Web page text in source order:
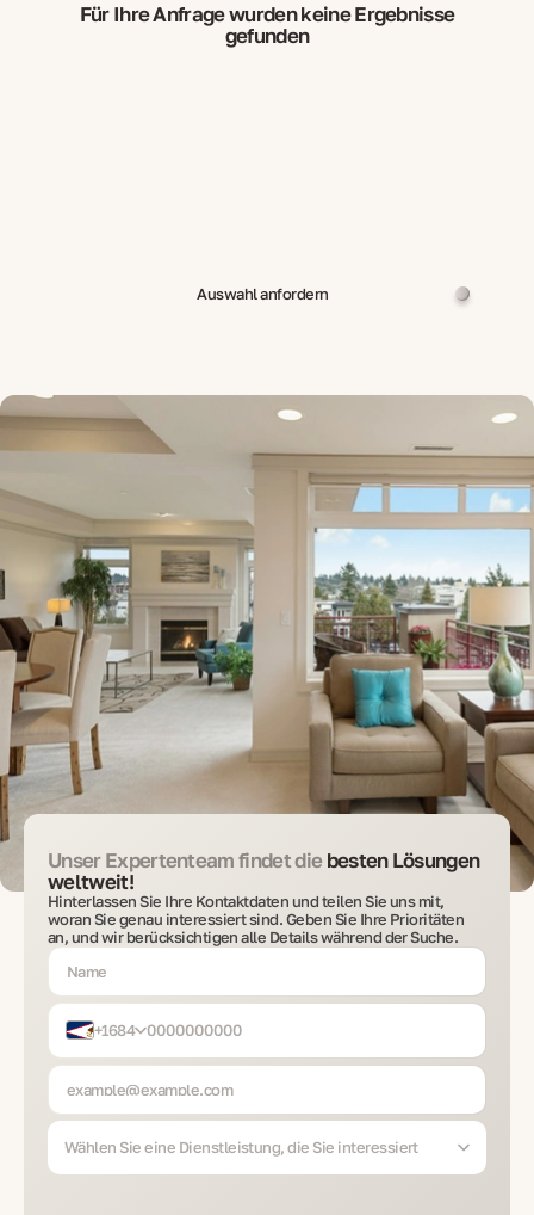
Für Ihre Anfrage wurden keine Ergebnisse
gefunden
Auswahl anfordern
Unser Expertenteam findet diebesten Lösungen
weltweit!
Hinterlassen Sie Ihre Kontaktdaten und teilen Sie uns mit,
woran Sie genau interessiert sind. Geben Sie Ihre Prioritäten
an, und wir berücksichtigen alle Details während der Suche.
+1684
Wählen Sie eine Dienstleistung, die Sie interessiert